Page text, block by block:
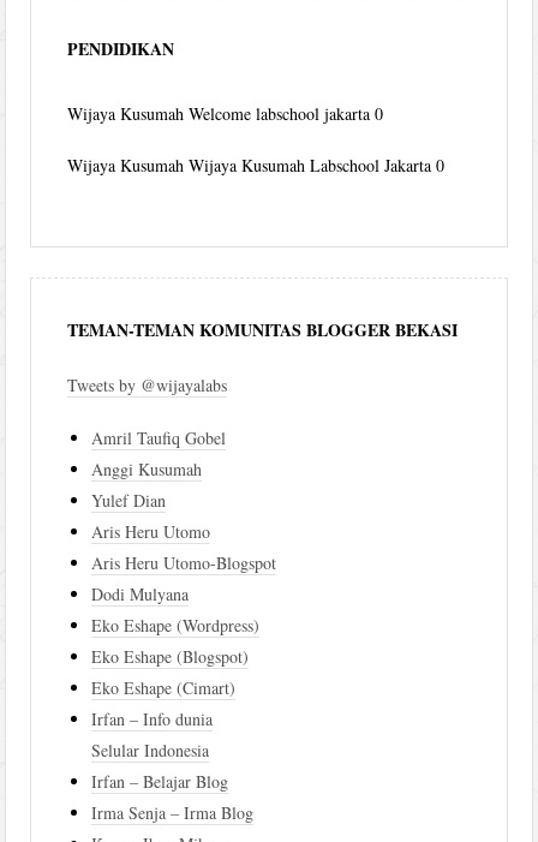
PENDIDIKAN
Wijaya Kusumah Welcome labschool jakarta 0
Wijaya Kusumah Wijaya Kusumah Labschool Jakarta 0
TEMAN-TEMAN KOMUNITAS BLOGGER BEKASI
Tweets by @wijayalabs
Amril Taufiq Gobel
Anggi Kusumah
Yulef Dian
Aris Heru Utomo
Aris Heru Utomo-Blogspot
Dodi Mulyana
Eko Eshape (Wordpress)
Eko Eshape (Blogspot)
Eko Eshape (Cimart)
Irfan – Info dunia
Selular Indonesia
Irfan – Belajar Blog
Irma Senja – Irma Blog